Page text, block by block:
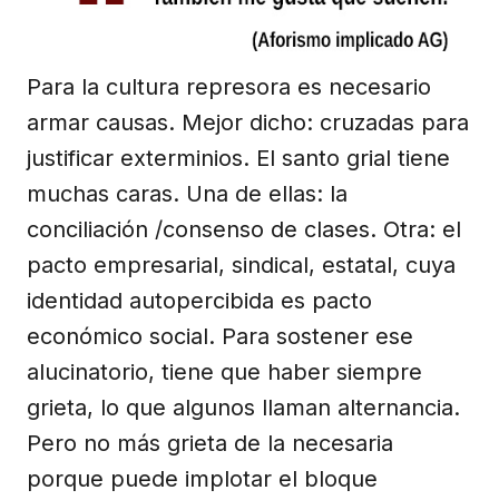
Para la cultura represora es necesario
armar causas. Mejor dicho: cruzadas para
justificar exterminios. El santo grial tiene
muchas caras. Una de ellas: la
conciliación /consenso de clases. Otra: el
pacto empresarial, sindical, estatal, cuya
identidad autopercibida es pacto
económico social. Para sostener ese
alucinatorio, tiene que haber siempre
grieta, lo que algunos llaman alternancia.
Pero no más grieta de la necesaria
porque puede implotar el bloque